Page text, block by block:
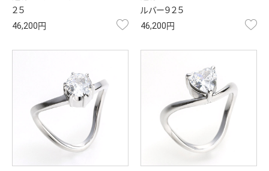
２５
46,200円
お気に入り
ルバー９２５
46,200円